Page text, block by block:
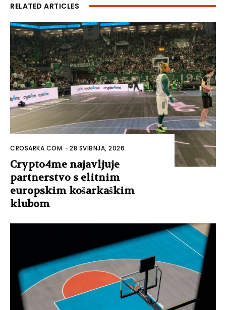
RELATED ARTICLES
CROSARKA.COM -28 SVIBNJA, 2026
Crypto4me najavljuje
partnerstvo s elitnim
europskim košarkaškim
klubom